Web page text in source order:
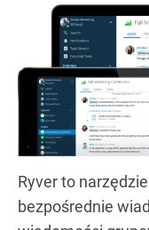
Ryver to
bezpośrednie